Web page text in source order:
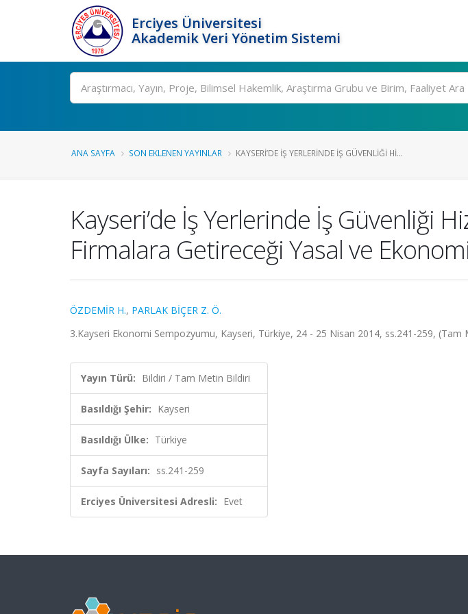
Erciyes Üniversitesi
Akademik Veri Yönetim Sistemi
Ara
ANA SAYFA SON EKLENEN YAYINLAR KAYSERI’DE İŞ YERLERINDE İŞ GÜVENLIĞI HI...
Kayseri’de İş Yerlerinde İş Güvenliği
Firmalara Getireceği Yasal ve
ÖZDEMİR H., PARLAK BİÇER Z. Ö.
3.Kayseri Ekonomi Sempozyumu, Kayseri, Türkiye, 24 - 25 Nisan 2014, ss.241-259, (Tam
Yayın Türü: Bildiri / Tam Metin Bildiri
Basıldığı Şehir: Kayseri
Basıldığı Ülke: Türkiye
Sayfa Sayıları: ss.241-259
Erciyes Üniversitesi Adresli: Evet